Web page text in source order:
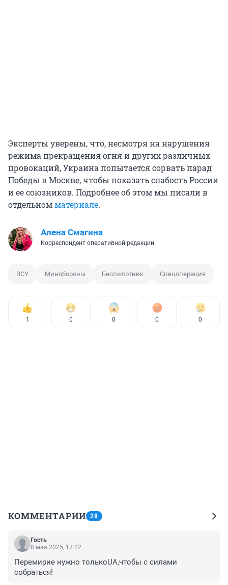
Эксперты уверены, что, несмотря на нарушения
режима прекращения огня и других различных
провокаций, Украина попытается сорвать парад
Победы в Москве, чтобы показать слабость России
и ее союзников. Подробнее об этом мы писали в
отдельномматериале.
Алена Смагина
Корреспондент оперативной редакции
ВСУ Минобороны Беспилотник Спецоперация
1 0 0 0 0
КОММЕНТАРИИ 28
Гость
8 мая 2025, 17:22
Перемирие нужно толькоUA,чтобы с силами
собраться!